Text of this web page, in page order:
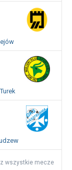
wszystkie mecze